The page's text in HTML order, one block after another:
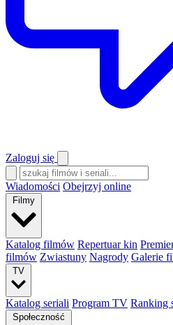
Zaloguj się
Wiadomości Obejrzyj online
Filmy
Katalog filmów Repertuar kin
filmów Zwiastuny Nagrody Galerie
TV
Katalog seriali Program TV Ranking
Społeczność